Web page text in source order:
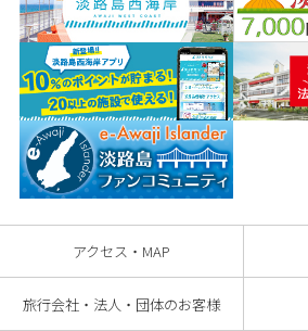
アクセス・MAP
旅行会社・法人・団体のお客様